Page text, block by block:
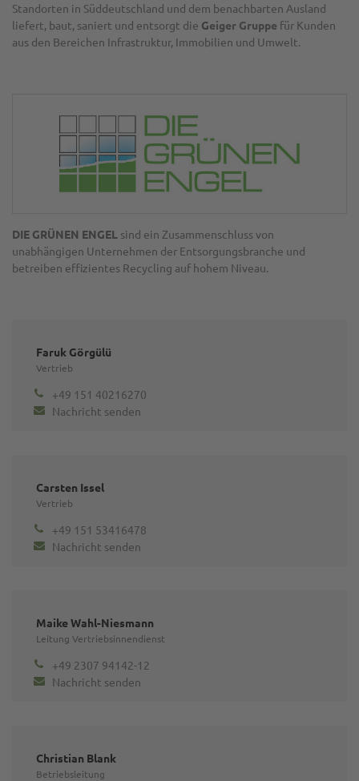
Standorten in Süddeutschland und dem benachbarten Ausland
liefert, baut, saniert und entsorgt die Geiger Gruppe für Kunden
aus den Bereichen Infrastruktur, Immobilien und Umwelt.
DIE GRÜNEN ENGEL sind ein Zusammenschluss von
unabhängigen Unternehmen der Entsorgungsbranche und
betreiben effizientes Recycling auf hohem Niveau.
Faruk Görgülü
Vertrieb
+49 151 40216270
Nachricht senden
Carsten Issel
Vertrieb
+49 151 53416478
Nachricht senden
Maike Wahl-Niesmann
Leitung Vertriebsinnendienst
+49 2307 94142-12
Nachricht senden
Christian Blank
Betriebsleitung